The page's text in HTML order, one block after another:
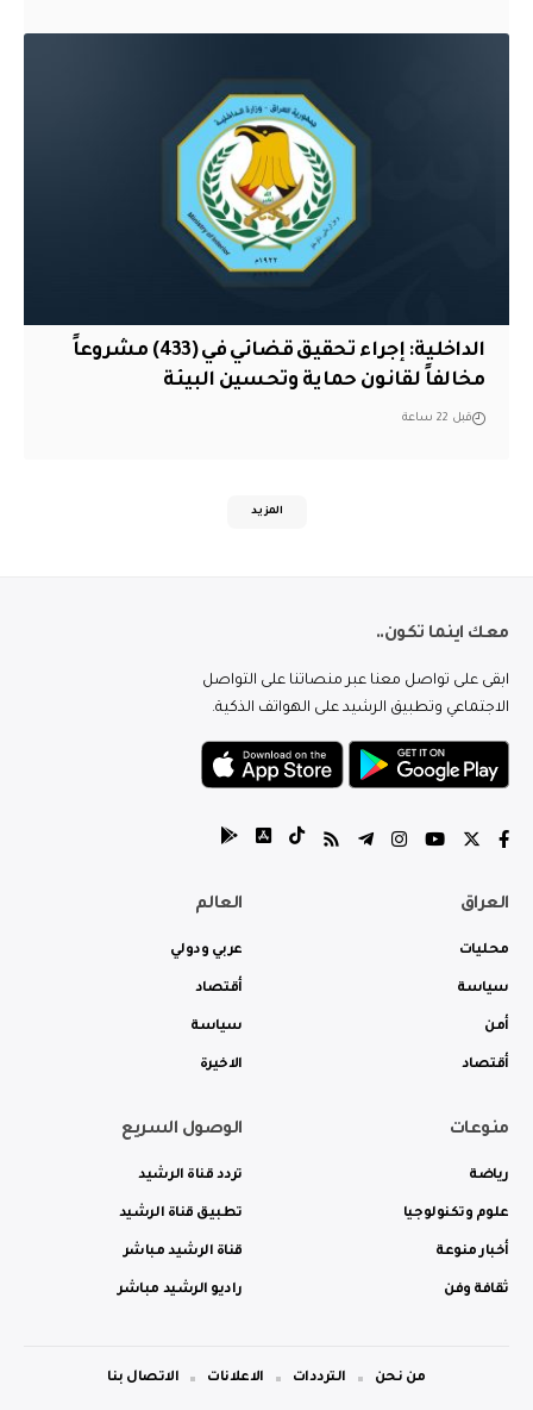
الداخلية: إجراء تحقيق قضائي في (433) مشروعاً
مخالفاً لقانون حماية وتحسين البيئة
قبل 22 ساعة
المزيد
معك اينما تكون..
ابقى على تواصل معنا عبر منصاتنا على التواصل
الاجتماعي وتطبيق الرشيد على الهواتف الذكية.
العراق
محليات
سياسة
أمن
أقتصاد
العالم
عربي ودولي
أقتصاد
سياسة
الاخيرة
منوعات
رياضة
علوم وتكنولوجيا
أخبار منوعة
ثقافة وفن
الوصول السريع
تردد قناة الرشيد
تطبيق قناة الرشيد
قناة الرشيد مباشر
راديو الرشيد مباشر
من نحن الترددات الاعلانات الاتصال بنا